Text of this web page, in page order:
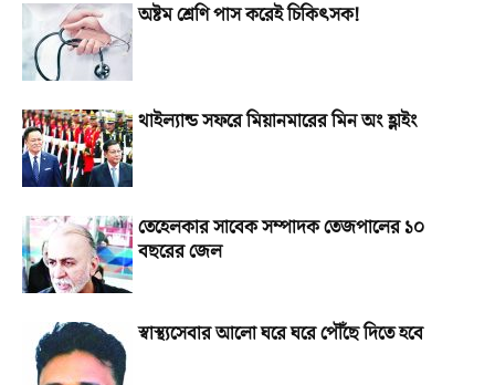
অষ্টম শ্রেণি পাস করেই চিকিৎসক!
থাইল্যান্ড সফরে মিয়ানমারের মিন অং হ্লাইং
তেহেলকার সাবেক সম্পাদক তেজপালের ১০
বছরের জেল
স্বাস্থ্যসেবার আলো ঘরে ঘরে পৌঁছে দিতে হবে